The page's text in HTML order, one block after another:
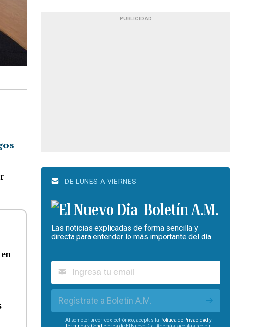
PUBLICIDAD
DE LUNES A VIERNES
Boletín A.M.
Las noticias explicadas de forma sencilla y
directa para entender lo más importante del día.
Regístrate a Boletín A.M.
Al someter tu correo electrónico, aceptas la Política de Privacidad y
Términos y Condiciones de El Nuevo Día. Además, aceptas recibir